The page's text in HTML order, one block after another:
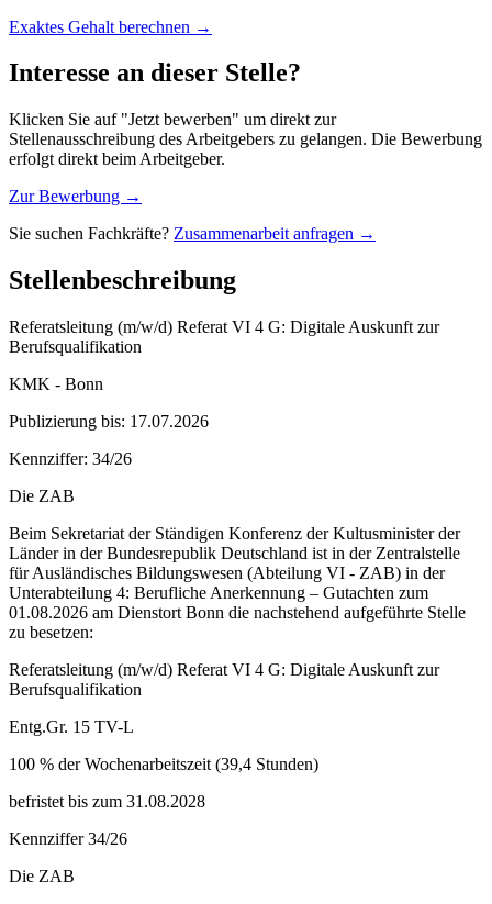
Exaktes Gehalt berechnen →
Interesse an dieser Stelle?
Klicken Sie auf "Jetzt bewerben" um direkt zur
Stellenausschreibung des Arbeitgebers zu gelangen. Die Bewerbung
erfolgt direkt beim Arbeitgeber.
Zur Bewerbung →
Sie suchen Fachkräfte? Zusammenarbeit anfragen →
Stellenbeschreibung
Referatsleitung (m/w/d) Referat VI 4 G: Digitale Auskunft zur
Berufsqualifikation
KMK - Bonn
Publizierung bis: 17.07.2026
Kennziffer: 34/26
Die ZAB
Beim Sekretariat der Ständigen Konferenz der Kultusminister der
Länder in der Bundesrepublik Deutschland ist in der Zentralstelle
für Ausländisches Bildungswesen (Abteilung VI - ZAB) in der
Unterabteilung 4: Berufliche Anerkennung – Gutachten zum
01.08.2026 am Dienstort Bonn die nachstehend aufgeführte Stelle
zu besetzen:
Referatsleitung (m/w/d) Referat VI 4 G: Digitale Auskunft zur
Berufsqualifikation
Entg.Gr. 15 TV-L
100 % der Wochenarbeitszeit (39,4 Stunden)
befristet bis zum 31.08.2028
Kennziffer 34/26
Die ZAB